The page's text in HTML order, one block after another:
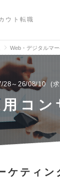
ウト転職
Web・デジタルマ
28～26/08/10
用コ
ケティン